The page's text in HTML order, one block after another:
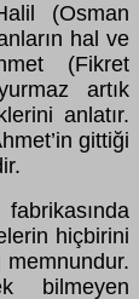
(Osman
hal ve
(Fikret
artık
anlatır.
gittiği
hiçbirini
bilmeyen